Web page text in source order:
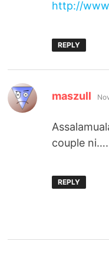
http://
REPLY
maszull
couple ni….
REPLY